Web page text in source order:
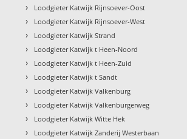
› Loodgieter Katwijk Rijnsoever-Oost
› Loodgieter Katwijk Rijnsoever-West
› Loodgieter Katwijk Strand
› Loodgieter Katwijk t Heen-Noord
› Loodgieter Katwijk t Heen-Zuid
› Loodgieter Katwijk t Sandt
› Loodgieter Katwijk Valkenburg
› Loodgieter Katwijk Valkenburgerweg
› Loodgieter Katwijk Witte Hek
› Loodgieter Katwijk Zanderij Westerbaan